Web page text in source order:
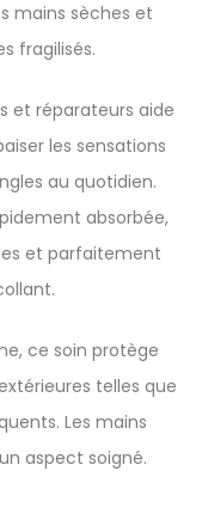
mains sèches et
fragilisés.
et réparateurs aide
les sensations
au quotidien.
absorbée,
et parfaitement
ce soin protège
telles que
Les mains
aspect soigné.